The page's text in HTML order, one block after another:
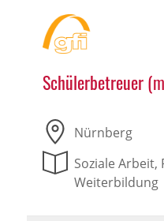
Schülerbetreuer
Nürnberg
Soziale Arbeit,
Weiterbildung